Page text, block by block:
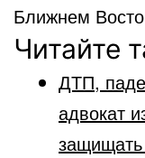
Ближнем
Читайте
ДТП,
адвокат